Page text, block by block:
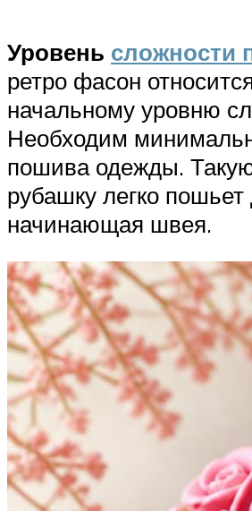
Уровень сложности
ретро фасон
начальному уровню
Необходим
пошива одежды.
рубашку легко
начинающая швея.